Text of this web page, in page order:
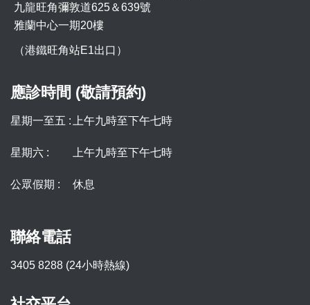
九龍旺角彌敦道625＆639號
雅蘭中心一期20樓
（港鐵旺角站E1出口）
應診時間 (敬請預約)
星期一至五 : 上午九時至下午七時
星期六 : 上午九時至下午七時
公眾假期 : 休息
聯絡電話
3405 8288 (24小時熱線)